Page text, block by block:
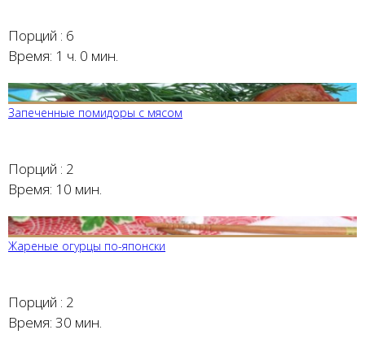
Порций : 6
Время: 1 ч. 0 мин.
Запеченные помидоры с мясом
Порций : 2
Время: 10 мин.
Жареные огурцы по-японски
Порций : 2
Время: 30 мин.